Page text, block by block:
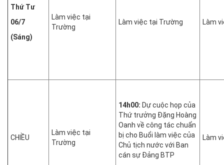
Thứ Tư
06/7
(Sáng)
Làm việc tại
Trường
Làm việc tại Trường Làm
CHIỀU
Làm việc tại
Trường
14h00: Dự cuộc họp của
Thứ trưởng Đặng Hoàng
Oanh về công tác chuẩn
bị cho Buổi làm việc của
Chủ tịch nước với Ban
cán sự Đảng BTP
Làm